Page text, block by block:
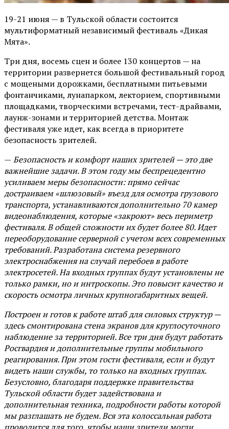
19-21 июня — в Тульской области состоится
мультиформатный независимый фестиваль «Дикая
Мята».
Три дня, восемь сцен и более 130 концертов — на
территории развернется большой фестивальный город
с мощеными дорожками, бесплатными питьевыми
фонтанчиками, лунапарком, лекторием, спортивными
площадками, творческими встречами, тест-драйвами,
лаунж-зонами и территорией детства. Монтаж
фестиваля уже идет, как всегда в приоритете
безопасность зрителей.
— Безопасность и комфорт наших зрителей — это две
важнейшие задачи. В этом году мы беспрецедентно
усиливаем меры безопасности: прямо сейчас
достраиваем «шлюзовый» въезд для осмотра грузового
транспорта, устанавливаются дополнительно 70 камер
видеонаблюдения, которые «закроют» весь периметр
фестиваля. В общей сложности их будет более 80. Идет
переоборудование серверной с учетом всех современных
требований. Разработана система резервного
электроснабжения на случай перебоев в работе
электросетей. На входных группах будут установлены не
только рамки, но и интроскопы. Это повысит качество и
скорость осмотра личных крупногабаритных вещей.
Построен и готов к работе штаб для силовых структур —
здесь смонтирована стена экранов для круглосуточного
наблюдение за территорией. Все три дня будут работать
Росгвардия и дополнительные группы мобильного
реагирования. При этом гости фестиваля, если и будут
видеть наши службы, то только на входных группах.
Безусловно, благодаря поддержке правительства
Тульской области будет задействована и
дополнительная техника, подробности работы которой
мы разглашать не будем. Вся эта колоссальная работа